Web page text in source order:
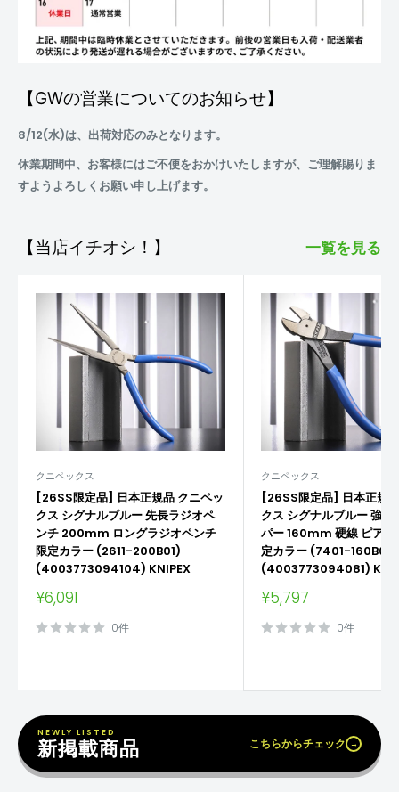
【GWの営業についてのお知らせ】
8/12(水)は、出荷対応のみとなります。
休業期間中、お客様にはご不便をおかけいたしますが、ご理解賜りま
すようよろしくお願い申し上げます。
【当店イチオシ！】 一覧を見る
クニペックス
[26SS限定品] 日本正規品 クニペッ
クス シグナルブルー 先長ラジオペ
ンチ 200mm ロングラジオペンチ
限定カラー (2611-200B01)
(4003773094104) KNIPEX
販
価
¥6,091
0件
クニペックス
[26SS限定品] 日本正規
クス シグナルブルー 強力
パー 160mm 硬線 ピアノ
定カラー (7401-160B03)
(4003773094081)
販
価
¥5,797
0件
NEWLY LISTED
新掲載商品 こちらからチェック →